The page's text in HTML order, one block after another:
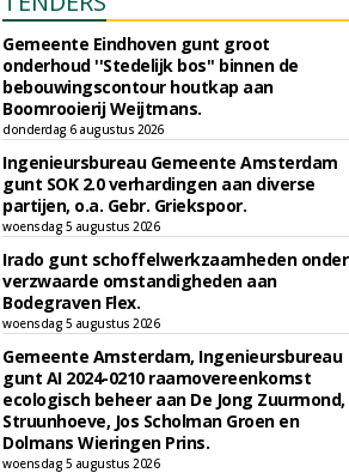
Gemeente Eindhoven gunt groot
onderhoud ''Stedelijk bos'' binnen de
bebouwingscontour houtkap aan
Boomrooierij Weijtmans.
donderdag 6 augustus 2026
Ingenieursbureau Gemeente Amsterdam
gunt SOK 2.0 verhardingen aan diverse
partijen, o.a. Gebr. Griekspoor.
woensdag 5 augustus 2026
Irado gunt schoffelwerkzaamheden onder
verzwaarde omstandigheden aan
Bodegraven Flex.
woensdag 5 augustus 2026
Gemeente Amsterdam, Ingenieursbureau
gunt AI 2024-0210 raamovereenkomst
ecologisch beheer aan De Jong Zuurmond,
Struunhoeve, Jos Scholman Groen en
Dolmans Wieringen Prins.
woensdag 5 augustus 2026